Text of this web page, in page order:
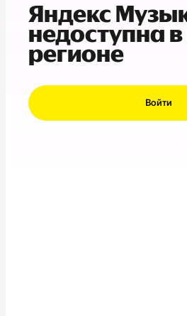
Яндекс
недоступна
регионе
Войти